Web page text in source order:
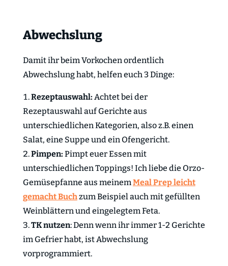
Abwechslung
Damit ihr beim Vorkochen ordentlich
Abwechslung habt, helfen euch 3 Dinge:
Rezeptauswahl: Achtet bei der
Rezeptauswahl auf Gerichte aus
unterschiedlichen Kategorien, also z.B. einen
Salat, eine Suppe und ein Ofengericht.
Pimpen: Pimpt euer Essen mit
unterschiedlichen Toppings! Ich liebe die Orzo-
Gemüsepfanne aus meinem Meal Prep leicht
gemacht Buchzum Beispiel auch mit gefüllten
Weinblättern und eingelegtem Feta.
TK nutzen: Denn wenn ihr immer 1-2 Gerichte
im Gefrier habt, ist Abwechslung
vorprogrammiert.